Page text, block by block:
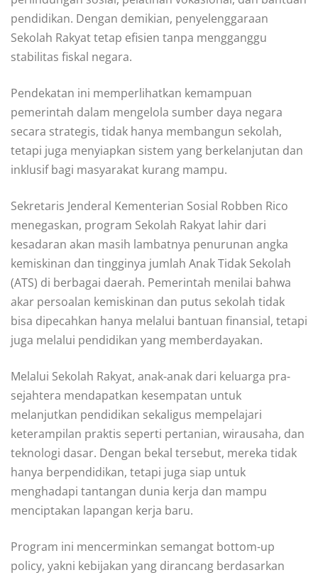
pendidikan. Dengan demikian, penyelenggaraan
Sekolah Rakyat tetap efisien tanpa mengganggu
stabilitas fiskal negara.
Pendekatan ini memperlihatkan kemampuan
pemerintah dalam mengelola sumber daya negara
secara strategis, tidak hanya membangun sekolah,
tetapi juga menyiapkan sistem yang berkelanjutan dan
inklusif bagi masyarakat kurang mampu.
Sekretaris Jenderal Kementerian Sosial Robben Rico
menegaskan, program Sekolah Rakyat lahir dari
kesadaran akan masih lambatnya penurunan angka
kemiskinan dan tingginya jumlah Anak Tidak Sekolah
(ATS) di berbagai daerah. Pemerintah menilai bahwa
akar persoalan kemiskinan dan putus sekolah tidak
bisa dipecahkan hanya melalui bantuan finansial, tetapi
juga melalui pendidikan yang memberdayakan.
Melalui Sekolah Rakyat, anak-anak dari keluarga pra-
sejahtera mendapatkan kesempatan untuk
melanjutkan pendidikan sekaligus mempelajari
keterampilan praktis seperti pertanian, wirausaha, dan
teknologi dasar. Dengan bekal tersebut, mereka tidak
hanya berpendidikan, tetapi juga siap untuk
menghadapi tantangan dunia kerja dan mampu
menciptakan lapangan kerja baru.
Program ini mencerminkan semangat bottom-up
policy, yakni kebijakan yang dirancang berdasarkan